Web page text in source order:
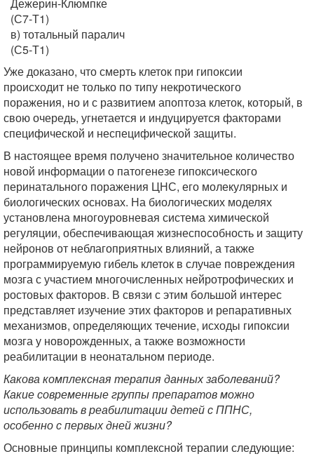
(С7-Т1)
в) тотальный паралич
(С5-Т1)
Уже доказано, что смерть клеток при гипоксии
происходит не только по типу некротического
поражения, но и с развитием апоптоза клеток, который, в
свою очередь, угнетается и индуцируется факторами
специфической и неспецифической защиты.
В настоящее время получено значительное количество
новой информации о патогенезе гипоксического
перинатального поражения ЦНС, его молекулярных и
биологических основах. На биологических моделях
установлена многоуровневая система химической
регуляции, обеспечивающая жизнеспособность и защиту
нейронов от неблагоприятных влияний, а также
программируемую гибель клеток в случае повреждения
мозга с участием многочисленных нейротрофических и
ростовых факторов. В связи с этим большой интерес
представляет изучение этих факторов и репаративных
механизмов, определяющих течение, исходы гипоксии
мозга у новорожденных, а также возможности
реабилитации в неонатальном периоде.
Какова комплексная терапия данных заболеваний?
Какие современные группы препаратов можно
использовать в реабилитации детей с ППНС,
особенно с первых дней жизни?
Основные принципы комплексной терапии следующие: